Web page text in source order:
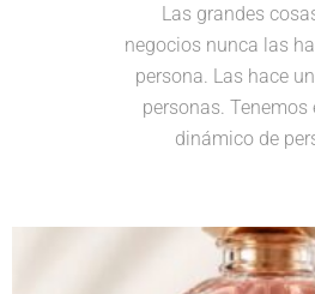
Las grandes
negocios nunca las
persona. Las hace
personas. Tenemos
dinámico de